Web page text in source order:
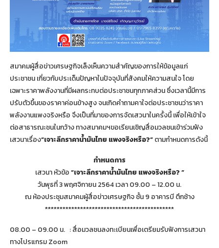
สมาคมผู้สื่อข่าวเศรษฐกิจเล็งเห็นความสำคัญของการให้ข้อมูลแก่
ประชาชน เกี่ยวกับประเด็นปัญหาในปัจจุบันที่สังคมให้ความสนใจ โดย
เฉพาะราคาพลังงานที่มีผลกระทบต่อประชาชนทุกภาคส่วน ซึ่งเวลานี้มีการ
ปรับตัวขึ้นของราคาค่อนข้างสูง จนเกิดคำถามคาใจต่อประชาชนว่าราคา
พลังงานแพงจริงหรือ จึงเป็นที่มาของการจัดเสวนาในครั้งนี้ เพื่อให้เข้าใจ
ต่อสาธารณะชนในกว้าง ทางสมาคมฯขอเรียนเชิญสื่อมวลชนเข้าร่วมฟัง
เสวนาเรื่อง“เจาะลึกราคาน้ำมันไทย แพงจริงหรือ?”ตามกำหนดการดังนี้
กำหนดการ
เสวนา หัวข้อ“เจาะลึกราคาน้ำมันไทย แพงจริงหรือ? ”
วันพุธที่ 3 พฤศจิกายน 2564 เวลา 09.00 – 12.00 น.
ณ ห้องประชุมสมาคมผู้สื่อข่าวเศรษฐกิจ ชั้น 9 อาคารบี ตึกช้าง
********************************************
08.00 – 09.00 น. : สื่อมวลชนลงทะเบียนเพื่อเตรียมรับฟังการเสวนา
ทางโปรแกรม Zoom